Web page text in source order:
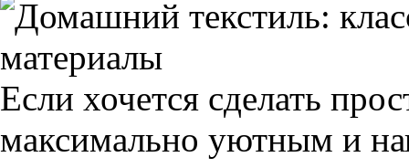
Если хочется сделать
максимально уютным и